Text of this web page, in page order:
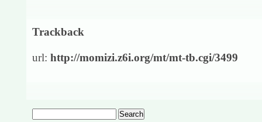
Trackback
url: http://momizi.z6i.org/mt/mt-tb.cgi/3499